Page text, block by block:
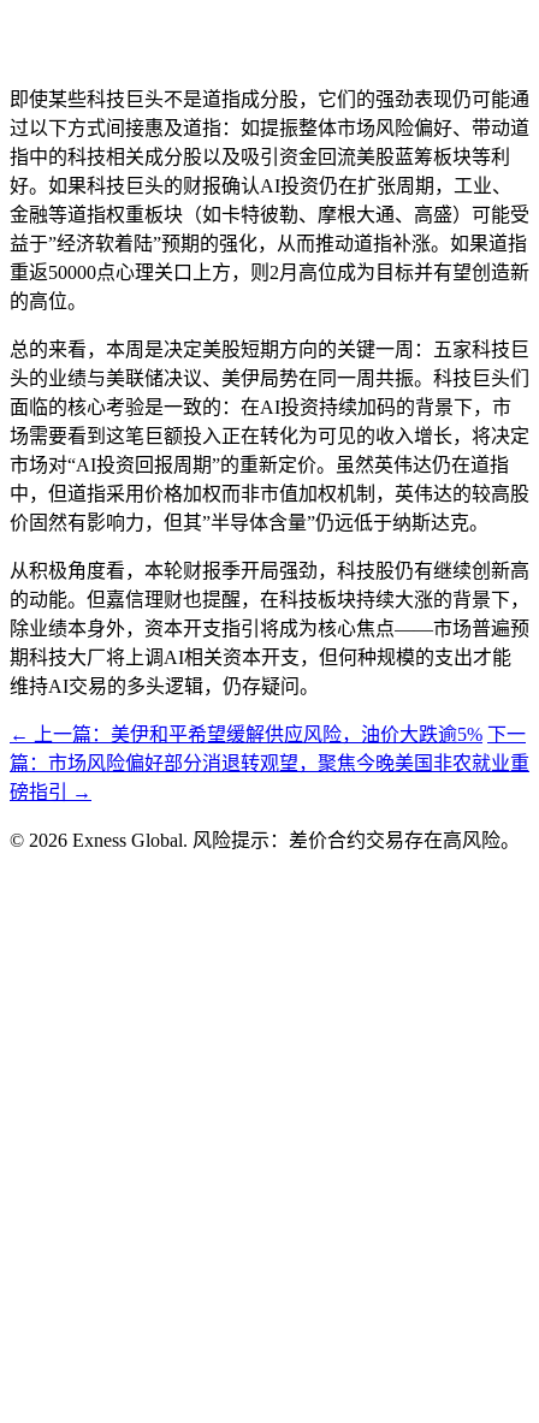
即使某些科技巨头不是道指成分股，它们的强劲表现仍可能通
过以下方式间接惠及道指：如提振整体市场风险偏好、带动道
指中的科技相关成分股以及吸引资金回流美股蓝筹板块等利
好。如果科技巨头的财报确认AI投资仍在扩张周期，工业、
金融等道指权重板块（如卡特彼勒、摩根大通、高盛）可能受
益于”经济软着陆”预期的强化，从而推动道指补涨。如果道指
重返50000点心理关口上方，则2月高位成为目标并有望创造新
的高位。
总的来看，本周是决定美股短期方向的关键一周：五家科技巨
头的业绩与美联储决议、美伊局势在同一周共振。科技巨头们
面临的核心考验是一致的：在AI投资持续加码的背景下，市
场需要看到这笔巨额投入正在转化为可见的收入增长，将决定
市场对“AI投资回报周期”的重新定价。虽然英伟达仍在道指
中，但道指采用价格加权而非市值加权机制，英伟达的较高股
价固然有影响力，但其”半导体含量”仍远低于纳斯达克。
从积极角度看，本轮财报季开局强劲，科技股仍有继续创新高
的动能。但嘉信理财也提醒，在科技板块持续大涨的背景下，
除业绩本身外，资本开支指引将成为核心焦点——市场普遍预
期科技大厂将上调AI相关资本开支，但何种规模的支出才能
维持AI交易的多头逻辑，仍存疑问。
← 上一篇：美伊和平希望缓解供应风险，油价大跌逾5% 下一
篇：市场风险偏好部分消退转观望，聚焦今晚美国非农就业重
磅指引 →
© 2026 Exness Global. 风险提示：差价合约交易存在高风险。